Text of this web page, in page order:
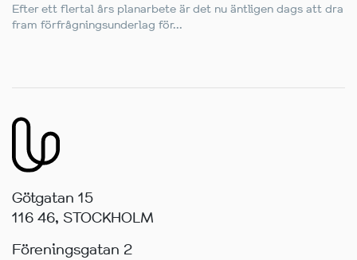
Efter ett flertal års planarbete är det nu äntligen dags att dra
fram förfrågningsunderlag för...
Götgatan 15
116 46, STOCKHOLM
Föreningsgatan 2